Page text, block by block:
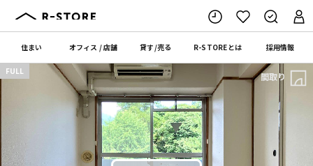
住まい オフィス /店舗 貸す/売る R-STOREとは 採用情報
FULL 間取り